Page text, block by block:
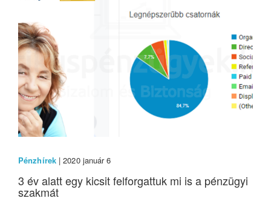
Pénzhírek| 2020 január 6
3 év alatt egy kicsit felforgattuk mi is a pénzügyi
szakmát